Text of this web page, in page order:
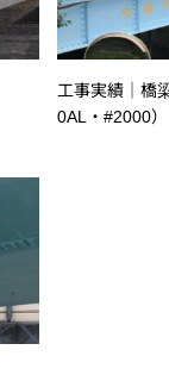
工事実績｜橋
0AL・#2000）